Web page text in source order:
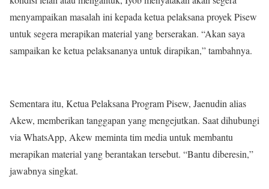
menyampaikan masalah ini kepada ketua pelaksana proyek Pisew
untuk segera merapikan material yang berserakan. “Akan saya
sampaikan ke ketua pelaksananya untuk dirapikan,” tambahnya.
Sementara itu, Ketua Pelaksana Program Pisew, Jaenudin alias
Akew, memberikan tanggapan yang mengejutkan. Saat dihubungi
via WhatsApp, Akew meminta tim media untuk membantu
merapikan material yang berantakan tersebut. “Bantu diberesin,”
jawabnya singkat.